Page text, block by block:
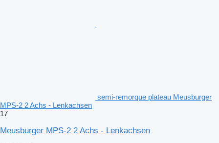
semi-remorque plateau Meusburger
MPS-2 2 Achs - Lenkachsen
17
Meusburger MPS-2 2 Achs - Lenkachsen